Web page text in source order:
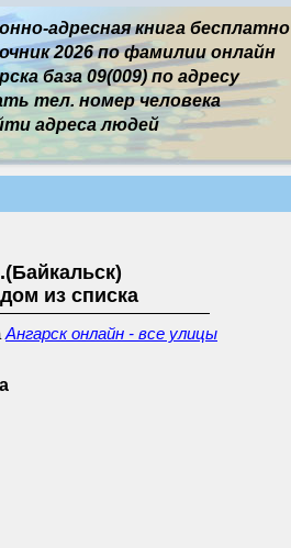
адресная книга бесплатно
2026 по фамилии онлайн
база 09(009) по адресу
тел. номер человека
адреса людей
из списка
Ангарск онлайн - все улицы